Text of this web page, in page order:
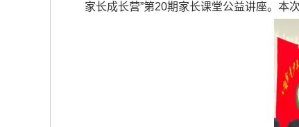
家长成长营”第20期家长课堂公益讲座。本